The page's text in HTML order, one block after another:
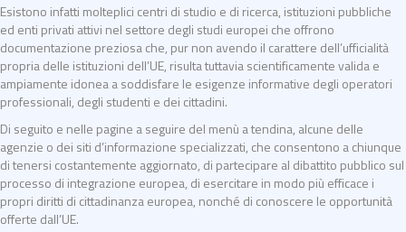
Esistono infatti molteplici centri di studio e di ricerca, istituzioni pubbliche
ed enti privati attivi nel settore degli studi europei che offrono
documentazione preziosa che, pur non avendo il carattere dell’ufficialità
propria delle istituzioni dell’UE, risulta tuttavia scientificamente valida e
ampiamente idonea a soddisfare le esigenze informative degli operatori
professionali, degli studenti e dei cittadini.
Di seguito e nelle pagine a seguire del menù a tendina, alcune delle
agenzie o dei siti d’informazione specializzati, che consentono a chiunque
di tenersi costantemente aggiornato, di partecipare al dibattito pubblico sul
processo di integrazione europea, di esercitare in modo più efficace i
propri diritti di cittadinanza europea, nonché di conoscere le opportunità
offerte dall’UE.